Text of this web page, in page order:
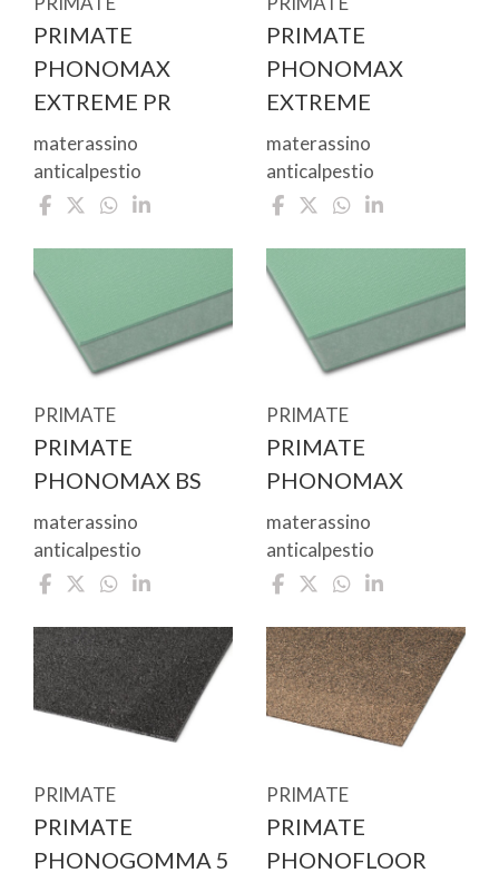
PRIMATE
PHONOMAX
EXTREME PR
materassino
anticalpestio
PRIMATE
PHONOMAX
EXTREME
materassino
anticalpestio
PRIMATE
PRIMATE
PHONOMAX BS
materassino
anticalpestio
PRIMATE
PRIMATE
PHONOMAX
materassino
anticalpestio
PRIMATE
PRIMATE
PHONOGOMMA 5
PRIMATE
PRIMATE
PHONOFLOOR